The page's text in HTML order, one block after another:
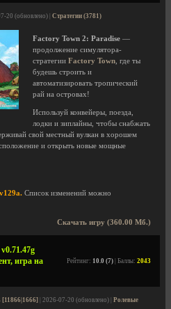
20 (обновлено) | Стратегии (3781)
Factory Town 2: Paradise —
продолжение симулятора-
стратегии Factory Town , где ты
будешь строить и
автоматизировать тропический
рай на островах!
Используй конвейеры, поезда,
лодки и зиплайны, чтобы снабжать
свой местный вулкан в хорошем
и открыть новые мощные
Список изменений можно
Скачать игру (360.00 Мб.)
игра на
Рейтинг: 10.0 (7) | Баллы: 2043
[11866|1666] | 2026-07-20 (обновлено) | Ролевые